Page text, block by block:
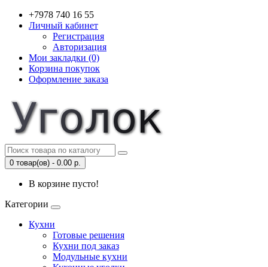
+7978 740 16 55
Личный кабинет
Регистрация
Авторизация
Мои закладки (0)
Корзина покупок
Оформление заказа
0 товар(ов) - 0.00 р.
В корзине пусто!
Категории
Кухни
Готовые решения
Кухни под заказ
Модульные кухни